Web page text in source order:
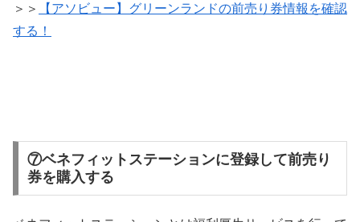
＞＞
【アソビュー】グリーンランドの前売り券情報を確認
する！
⑦ベネフィットステーションに登録して前売り
券を購入する